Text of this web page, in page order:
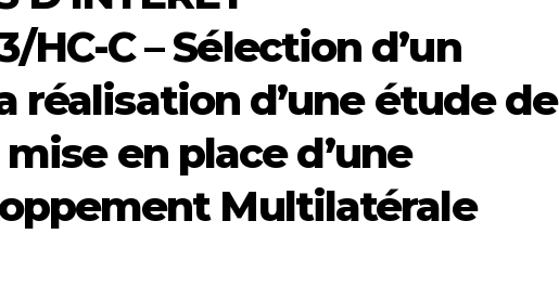
HC-C – Sélection d’un
réalisation d’une étude de
en place d’une
Multilatérale